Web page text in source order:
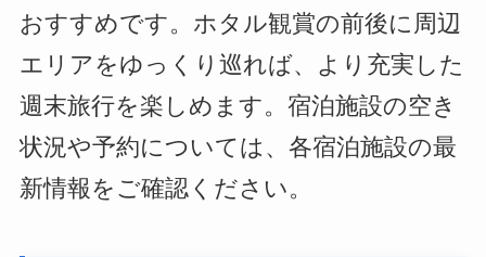
おすすめです。ホタル観賞の前後に周辺
エリアをゆっくり巡れば、より充実した
週末旅行を楽しめます。宿泊施設の空き
状況や予約については、各宿泊施設の最
新情報をご確認ください。